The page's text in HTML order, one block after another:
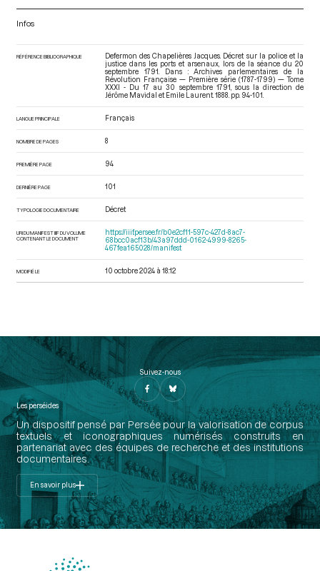
Infos
RÉFÉRENCE BIBLIOGRAPHIQUE
Defermon des Chapelières Jacques. Décret sur la police et la
justice dans les ports et arsenaux, lors de la séance du 20
septembre 1791. Dans : Archives parlementaires de la
Révolution Française — Première série (1787-1799) — Tome
XXXI - Du 17 au 30 septembre 1791
, sous la direction de
Jérôme Mavidal et Emile Laurent. 1888. pp. 94-101.
LANGUE PRINCIPALE Français
NOMBRE DE PAGES 8
PREMIÈRE PAGE 94
DERNIÈRE PAGE 101
TYPOLOGIE DOCUMENTAIRE Décret
URI DU MANIFEST IIIF DU VOLUME
CONTENANT LE DOCUMENT
https://iiif.persee.fr/b0e2cf11-597c-427d-8ac7-
68bcc0acf13b/43a97ddd-0162-4999-8265-
467fea165028/manifest
MODIFIÉ LE 10 octobre 2024 à 18:12
Suivez-nous
Les perséides
Un dispositif pensé par Persée pour la valorisation de corpus
textuels et iconographiques numérisés construits en
partenariat avec des équipes de recherche et des institutions
documentaires.
En savoir plus